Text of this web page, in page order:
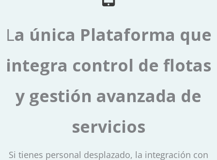
La única Plataforma que
integra control de flotas
y gestión avanzada de
servicios
Si tienes personal desplazado, la integración con